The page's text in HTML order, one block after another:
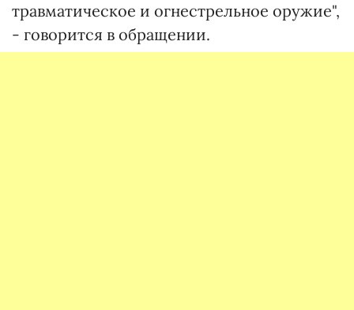
травматическое и огнестрельное оружие",
- говорится в обращении.